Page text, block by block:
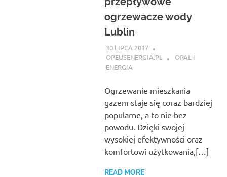
ogrzewacze wody
Lublin
30 LIPCA 2017
OPEUSENERGIA.PL
OPAŁ I
ENERGIA
Ogrzewanie mieszkania
gazem staje się coraz bardziej
popularne, a to nie bez
powodu. Dzięki swojej
wysokiej efektywności oraz
komfortowi użytkowania,[…]
READ MORE